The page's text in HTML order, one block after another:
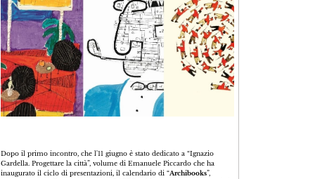
Dopo il primo incontro, che l'11 giugno è stato dedicato a “Ignazio
Gardella. Progettare la città”, volume di Emanuele Piccardo che ha
inaugurato il ciclo di presentazioni, il calendario di “Archibooks”,